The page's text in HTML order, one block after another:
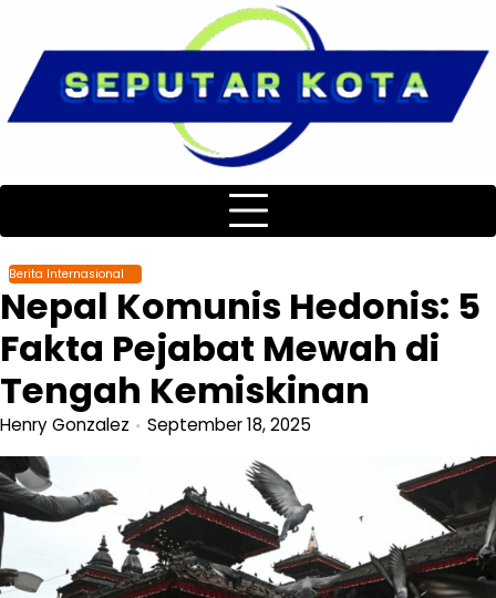
content
Berita Internasional
Nepal Komunis Hedonis: 5
Fakta Pejabat Mewah di
Tengah Kemiskinan
Henry Gonzalez September 18, 2025